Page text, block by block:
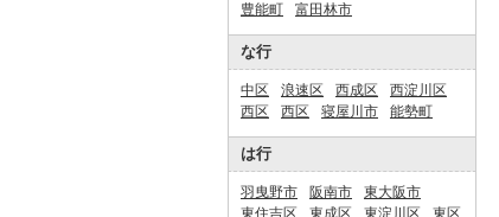
豊能町
富田林市
な行
中区 浪速区 西成区
西淀川区
西区
西区 寝屋川市 能勢町
は行
羽曳野市 阪南市
東大阪市
東住吉区
東成区 東淀川区 東区